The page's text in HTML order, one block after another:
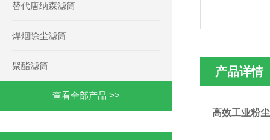
替代唐纳森滤筒
焊烟除尘滤筒
聚酯滤筒
查看全部产品 >>
产品详情
高效工业粉